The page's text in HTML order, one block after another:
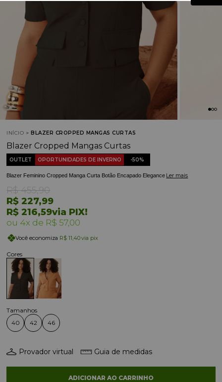
INÍCIO BLAZER CROPPED MANGAS CURTAS
Blazer Cropped Mangas Curtas
OUTLET OPORTUNIDADES DE INVERNO 50%
Blazer Feminino Cropped Manga Curta Botão Encapado Elegance Ler mais
R$ 216,59via PIX!
R$ 455,90
R$ 227,99
4x R$ 57,00
Você economiza R$ 11,40via pix
40 42 46
Provador virtual Guia de medidas
ADICIONAR AO CARRINHO